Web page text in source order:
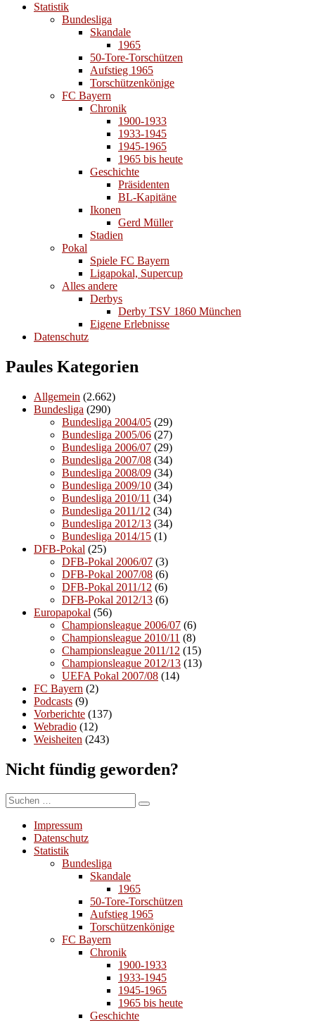
Statistik
Bundesliga
Skandale
1965
50-Tore-Torschützen
Aufstieg 1965
Torschützenkönige
FC Bayern
Chronik
1900-1933
1933-1945
1945-1965
1965 bis heute
Geschichte
Präsidenten
BL-Kapitäne
Ikonen
Gerd Müller
Stadien
Pokal
Spiele FC Bayern
Ligapokal, Supercup
Alles andere
Derbys
Derby TSV 1860 München
Eigene Erlebnisse
Datenschutz
Paules Kategorien
Allgemein (2.662)
Bundesliga (290)
Bundesliga 2004/05 (29)
Bundesliga 2005/06 (27)
Bundesliga 2006/07 (29)
Bundesliga 2007/08 (34)
Bundesliga 2008/09 (34)
Bundesliga 2009/10 (34)
Bundesliga 2010/11 (34)
Bundesliga 2011/12 (34)
Bundesliga 2012/13 (34)
Bundesliga 2014/15 (1)
DFB-Pokal (25)
DFB-Pokal 2006/07 (3)
DFB-Pokal 2007/08 (6)
DFB-Pokal 2011/12 (6)
DFB-Pokal 2012/13 (6)
Europapokal (56)
Championsleague 2006/07 (6)
Championsleague 2010/11 (8)
Championsleague 2011/12 (15)
Championsleague 2012/13 (13)
UEFA Pokal 2007/08 (14)
FC Bayern (2)
Podcasts (9)
Vorberichte (137)
Webradio (12)
Weisheiten (243)
Nicht fündig geworden?
Suchen
nach:
Suchen
Impressum
Datenschutz
Statistik
Bundesliga
Skandale
1965
50-Tore-Torschützen
Aufstieg 1965
Torschützenkönige
FC Bayern
Chronik
1900-1933
1933-1945
1945-1965
1965 bis heute
Geschichte